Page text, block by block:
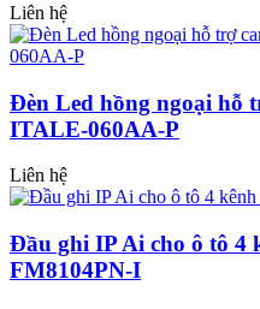
Liên hệ
Đèn Led hồng ngoại hỗ
ITALE-060AA-P
Liên hệ
Đầu ghi IP Ai cho ô tô
FM8104PN-I